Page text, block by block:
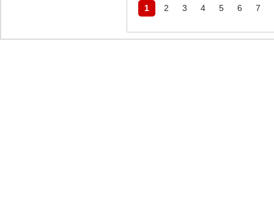
1 2 3 4 5 6 7